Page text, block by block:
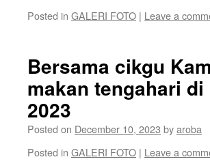
Posted in GALERI FOTO | Leave a
Bersama cikgu
makan tengahari
2023
Posted on December 10, 2023 byaroba
Posted in GALERI FOTO | Leave a